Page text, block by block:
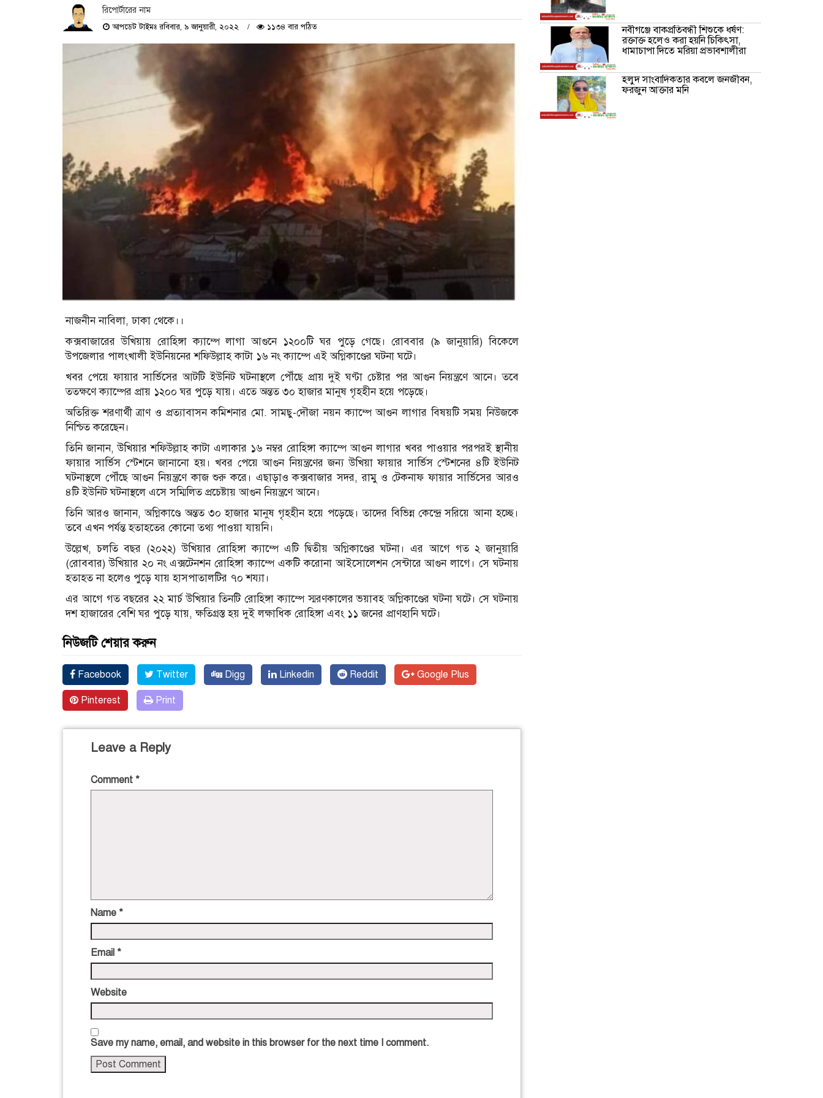
রিপোর্টারের নাম
আপডেট টাইমঃ রবিবার, ৯ জানুয়ারী, ২০২২ ১১৩৪ বার পঠিত
নাজনীন নাবিলা, ঢাকা থেকে।।
কক্সবাজারের উখিয়ায় রোহিঙ্গা ক্যাম্পে লাগা আগুনে ১২০০টি ঘর পুড়ে গেছে। রোববার (৯ জানুয়ারি) বিকেলে
উপজেলার পালংখালী ইউনিয়নের শফিউল্লাহ কাটা ১৬ নং ক্যাম্পে এই অগ্নিকাণ্ডের ঘটনা ঘটে।
খবর পেয়ে ফায়ার সার্ভিসের আটটি ইউনিট ঘটনাস্থলে পৌঁছে প্রায় দুই ঘণ্টা চেষ্টার পর আগুন নিয়ন্ত্রণে আনে। তবে
ততক্ষণে ক্যাম্পের প্রায় ১২০০ ঘর পুড়ে যায়। এতে অন্তত ৩০ হাজার মানুষ গৃহহীন হয়ে পড়েছে।
অতিরিক্ত শরণার্থী ত্রাণ ও প্রত্যাবাসন কমিশনার মো. সামছু-দৌজা নয়ন ক্যাম্পে আগুন লাগার বিষয়টি সময় নিউজকে
নিশ্চিত করেছেন।
তিনি জানান, উখিয়ার শফিউল্লাহ কাটা এলাকার ১৬ নম্বর রোহিঙ্গা ক্যাম্পে আগুন লাগার খবর পাওয়ার পরপরই স্থানীয়
ফায়ার সার্ভিস স্টেশনে জানানো হয়। খবর পেয়ে আগুন নিয়ন্ত্রণের জন্য উখিয়া ফায়ার সার্ভিস স্টেশনের ৪টি ইউনিট
ঘটনাস্থলে পৌঁছে আগুন নিয়ন্ত্রণে কাজ শুরু করে। এছাড়াও কক্সবাজার সদর, রামু ও টেকনাফ ফায়ার সার্ভিসের আরও
৪টি ইউনিট ঘটনাস্থলে এসে সম্মিলিত প্রচেষ্টায় আগুন নিয়ন্ত্রণে আনে।
তিনি আরও জানান, অগ্নিকাণ্ডে অন্তত ৩০ হাজার মানুষ গৃহহীন হয়ে পড়েছে। তাদের বিভিন্ন কেন্দ্রে সরিয়ে আনা হচ্ছে।
তবে এখন পর্যন্ত হতাহতের কোনো তথ্য পাওয়া যায়নি।
উল্লেখ, চলতি বছর (২০২২) উখিয়ার রোহিঙ্গা ক্যাম্পে এটি দ্বিতীয় অগ্নিকাণ্ডের ঘটনা। এর আগে গত ২ জানুয়ারি
(রোববার) উখিয়ার ২০ নং এক্সটেনশন রোহিঙ্গা ক্যাম্পে একটি করোনা আইসোলেশন সেন্টারে আগুন লাগে। সে ঘটনায়
হতাহত না হলেও পুড়ে যায় হাসপাতালটির ৭০ শয্যা।
এর আগে গত বছরের ২২ মার্চ উখিয়ার তিনটি রোহিঙ্গা ক্যাম্পে স্মরণকালের ভয়াবহ অগ্নিকাণ্ডের ঘটনা ঘটে। সে ঘটনায়
দশ হাজারের বেশি ঘর পুড়ে যায়, ক্ষতিগ্রস্ত হয় দুই লক্ষাধিক রোহিঙ্গা এবং ১১ জনের প্রাণহানি ঘটে।
নিউজটি শেয়ার করুন
Facebook Twitter Digg Linkedin Reddit Google Plus
Pinterest Print
Leave a Reply
Comment *
Name *
Email *
Website
Save my name, email, and website in this browser for the next time I comment.
নবীগঞ্জে বাকপ্রতিবন্ধী শিশুকে ধর্ষণ:
রক্তাক্ত হলেও করা হয়নি চিকিৎসা,
ধামাচাপা দিতে মরিয়া প্রভাবশালীরা
হলুদ সাংবাদিকতার কবলে জনজীবন,
ফরজুন আক্তার মনি